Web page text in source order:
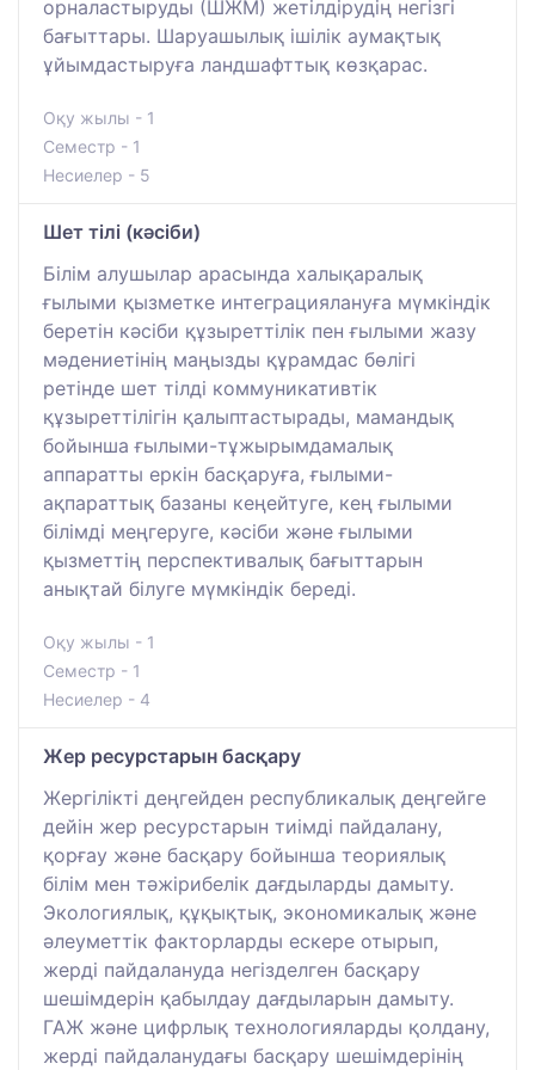
орналастыруды (ШЖМ) жетілдірудің негізгі
бағыттары. Шаруашылық ішілік аумақтық
ұйымдастыруға ландшафттық көзқарас.
Оқу жылы - 1
Семестр - 1
Несиелер - 5
Шет тілі (кәсіби)
Білім алушылар арасында халықаралық
ғылыми қызметке интеграциялануға мүмкіндік
беретін кәсіби құзыреттілік пен ғылыми жазу
мәдениетінің маңызды құрамдас бөлігі
ретінде шет тілді коммуникативтік
құзыреттілігін қалыптастырады, мамандық
бойынша ғылыми-тұжырымдамалық
аппаратты еркін басқаруға, ғылыми-
ақпараттық базаны кеңейтуге, кең ғылыми
білімді меңгеруге, кәсіби және ғылыми
қызметтің перспективалық бағыттарын
анықтай білуге мүмкіндік береді.
Оқу жылы - 1
Семестр - 1
Несиелер - 4
Жер ресурстарын басқару
Жергілікті деңгейден республикалық деңгейге
дейін жер ресурстарын тиімді пайдалану,
қорғау және басқару бойынша теориялық
білім мен тәжірибелік дағдыларды дамыту.
Экологиялық, құқықтық, экономикалық және
әлеуметтік факторларды ескере отырып,
жерді пайдалануда негізделген басқару
шешімдерін қабылдау дағдыларын дамыту.
ГАЖ және цифрлық технологияларды қолдану,
жерді пайдаланудағы басқару шешімдерінің